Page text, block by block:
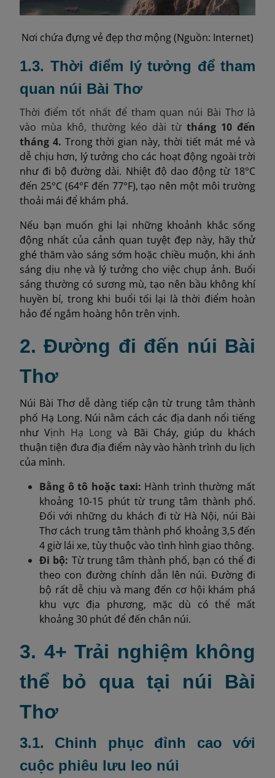
Nơi chứa đựng vẻ đẹp thơ mộng (Nguồn: Internet)
1.3. Thời điểm lý tưởng để tham
quan núi Bài Thơ
Thời điểm tốt nhất để tham quan núi Bài Thơ là
vào mùa khô, thường kéo dài từ tháng 10 đến
tháng 4. Trong thời gian này, thời tiết mát mẻ và
dễ chịu hơn, lý tưởng cho các hoạt động ngoài trời
như đi bộ đường dài. Nhiệt độ dao động từ 18°C
đến 25°C (64°F đến 77°F), tạo nên một môi trường
thoải mái để khám phá.
Nếu bạn muốn ghi lại những khoảnh khắc sống
động nhất của cảnh quan tuyệt đẹp này, hãy thử
ghé thăm vào sáng sớm hoặc chiều muộn, khi ánh
sáng dịu nhẹ và lý tưởng cho việc chụp ảnh. Buổi
sáng thường có sương mù, tạo nên bầu không khí
huyền bí, trong khi buổi tối lại là thời điểm hoàn
hảo để ngắm hoàng hôn trên vịnh.
2. Đường đi đến núi Bài
Thơ
Núi Bài Thơ dễ dàng tiếp cận từ trung tâm thành
phố Hạ Long. Núi nằm cách các địa danh nổi tiếng
như Vịnh Hạ Long và Bãi Cháy, giúp du khách
thuận tiện đưa địa điểm này vào hành trình du lịch
của mình.
Bằng ô tô hoặc taxi: Hành trình thường mất
khoảng 10-15 phút từ trung tâm thành phố.
Đối với những du khách đi từ Hà Nội, núi Bài
Thơ cách trung tâm thành phố khoảng 3,5 đến
4 giờ lái xe, tùy thuộc vào tình hình giao thông.
Đi bộ: Từ trung tâm thành phố, bạn có thể đi
theo con đường chính dẫn lên núi. Đường đi
bộ rất dễ chịu và mang đến cơ hội khám phá
khu vực địa phương, mặc dù có thể mất
khoảng 30 phút để đến chân núi.
3. 4+ Trải nghiệm không
thể bỏ qua tại núi Bài
Thơ
3.1. Chinh phục đỉnh cao với
cuộc phiêu lưu leo núi